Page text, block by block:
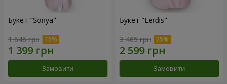
Букет "Sonya"
1 646 грн
Замовити
Букет "Lerdis"
3 465 грн
Замовити